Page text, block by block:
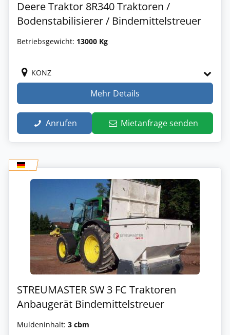
Deere Traktor 8R340 Traktoren /
Bodenstabilisierer / Bindemittelstreuer
Betriebsgewicht: 13000 Kg
KONZ
Mehr Details
Anrufen Mietanfrage senden
STREUMASTER SW 3 FC Traktoren
Anbaugerät Bindemittelstreuer
Muldeninhalt: 3 cbm